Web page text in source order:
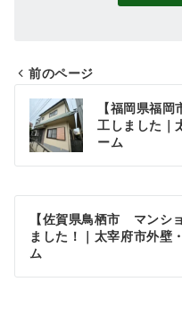
投
稿
ナ
ビ
ー
シ
前のページ
【福岡県福
工しました｜
ーム
【佐賀県鳥栖市 マンシ
ました！｜太宰府市外壁
ム